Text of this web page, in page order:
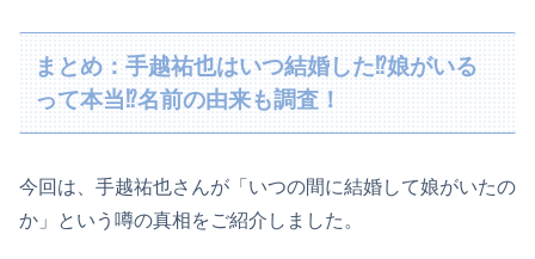
まとめ：手越祐也はいつ結婚した⁉娘がいる
って本当⁉名前の由来も調査！
今回は、手越祐也さんが「いつの間に結婚して娘がいたの
か」という噂の真相をご紹介しました。